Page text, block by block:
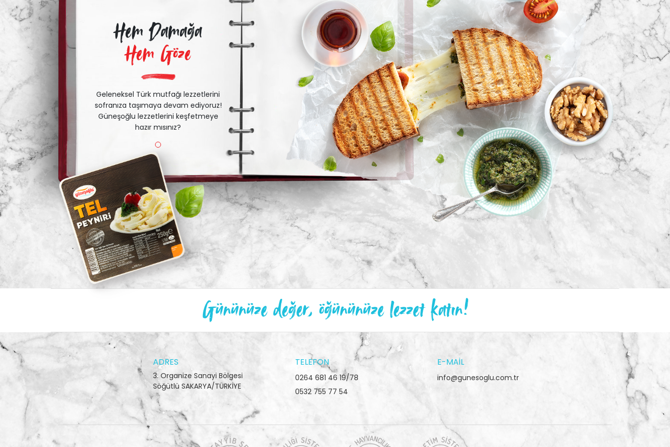
Hem Damağa
Hem Göze
Geleneksel Türk mutfağı lezzetlerini
sofranıza taşımaya devam ediyoruz!
Güneşoğlu lezzetlerini keşfetmeye
hazır mısınız?
Gününüze değer, öğününüze lezzet katın!
ADRES
3. Organize Sanayi Bölgesi
Söğütlü SAKARYA/TÜRKİYE
TELEFON
0264 681 46 19/78
0532 755 77 54
E-MAIL
info@gunesoglu.com.tr